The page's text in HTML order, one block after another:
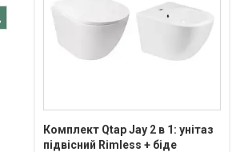
Комплект Qtap Jay 2 в 1: унітаз
підвісний Rimless + біде